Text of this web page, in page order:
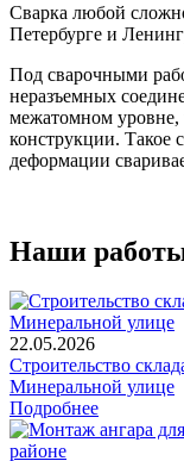
Сварка любой
Петербурге и
Под сварочными
неразъемных
межатомном уровне,
конструкции. Такое
деформации
Наши
22.05.2026
Строительство
Минеральной улице
Подробнее